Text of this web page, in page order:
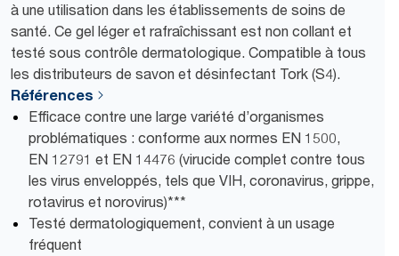
à une utilisation dans les établissements de soins de
santé. Ce gel léger et rafraîchissant est non collant et
testé sous contrôle dermatologique. Compatible à tous
les distributeurs de savon et désinfectant Tork (S4).
Références
Efficace contre une large variété d’organismes
problématiques : conforme aux normes EN 1500,
EN 12791 et EN 14476 (virucide complet contre tous
les virus enveloppés, tels que VIH, coronavirus, grippe,
rotavirus et norovirus)***
Testé dermatologiquement, convient à un usage
fréquent